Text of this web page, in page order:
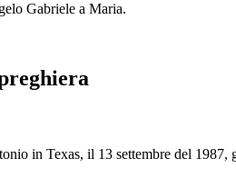
Gabriele a Maria.
in Texas, il 13 settembre del 1987,